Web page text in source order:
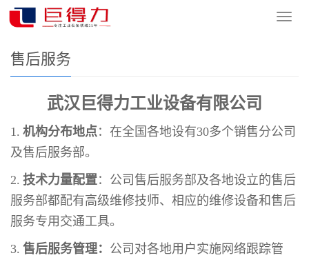
导
您的位置：网站首页
售后服务
武汉巨得力工业设备有限公司
1. 机构分布地点：在全国各地设有30多个销售分公司
及售后服务部。
2. 技术力量配置：公司售后服务部及各地设立的售后
服务部都配有高级维修技师、相应的维修设备和售后
服务专用交通工具。
3. 售后服务管理： 公司对各地用户实施网络跟踪管